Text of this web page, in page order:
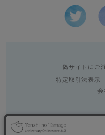
偽サイトにご
特定取引法表示
会
Copyright 2010